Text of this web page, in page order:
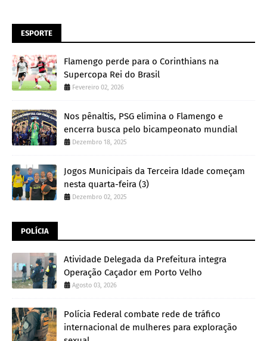
ESPORTE
Flamengo perde para o Corinthians na
Supercopa Rei do Brasil
Fevereiro 02, 2026
Nos pênaltis, PSG elimina o Flamengo e
encerra busca pelo bicampeonato mundial
Dezembro 18, 2025
Jogos Municipais da Terceira Idade começam
nesta quarta-feira (3)
Dezembro 02, 2025
POLÍCIA
Atividade Delegada da Prefeitura integra
Operação Caçador em Porto Velho
Agosto 03, 2026
Polícia Federal combate rede de tráfico
internacional de mulheres para exploração